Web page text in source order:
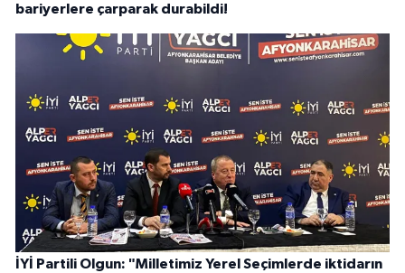
bariyerlere çarparak durabildi!
İYİ Partili Olgun: "Milletimiz Yerel Seçimlerde iktidarın